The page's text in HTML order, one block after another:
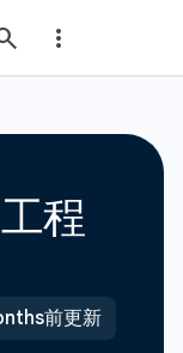
程
前更新